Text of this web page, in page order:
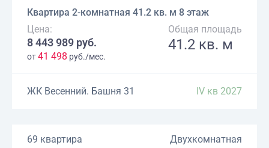
Квартира 2-комнатная 41.2 кв. м 8 этаж
Цена:
8 443 989 руб.
от41 498 руб./мес.
Общая площадь
41.2 кв. м
ЖК Весенний. Башня 31 IV кв 2027
69 квартира Двухкомнатная